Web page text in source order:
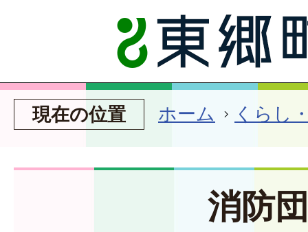
現在の位置 ホーム くらし
消防団